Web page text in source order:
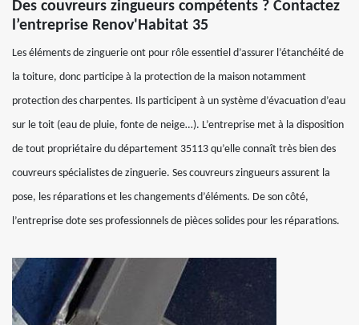
Des couvreurs zingueurs compétents ? Contactez
l’entreprise Renov'Habitat 35
Les éléments de zinguerie ont pour rôle essentiel d’assurer l’étanchéité de
la toiture, donc participe à la protection de la maison notamment
protection des charpentes. Ils participent à un système d’évacuation d’eau
sur le toit (eau de pluie, fonte de neige…). L’entreprise met à la disposition
de tout propriétaire du département 35113 qu’elle connaît très bien des
couvreurs spécialistes de zinguerie. Ses couvreurs zingueurs assurent la
pose, les réparations et les changements d’éléments. De son côté,
l’entreprise dote ses professionnels de pièces solides pour les réparations.